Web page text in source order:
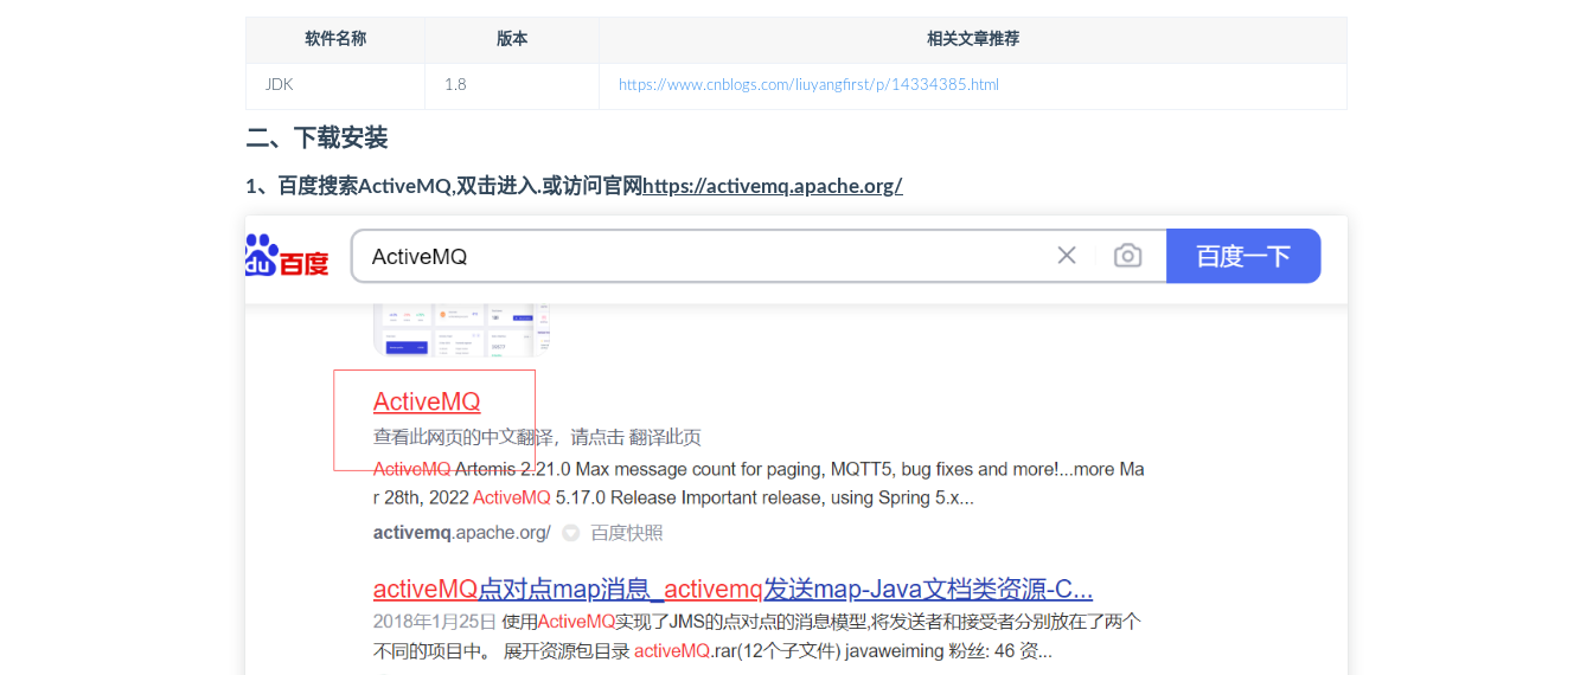
软件名称 版本 相关文章推荐
JDK 1.8 https://www.cnblogs.com/liuyangfirst/p/14334385.html
二、下载安装
1、百度搜索ActiveMQ,双击进入.或访问官网 https://activemq.apache.org/